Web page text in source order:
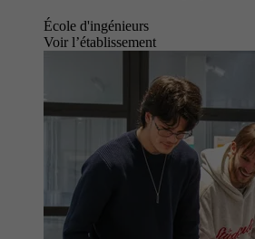
École d'ingénieurs
Voir l’établissement